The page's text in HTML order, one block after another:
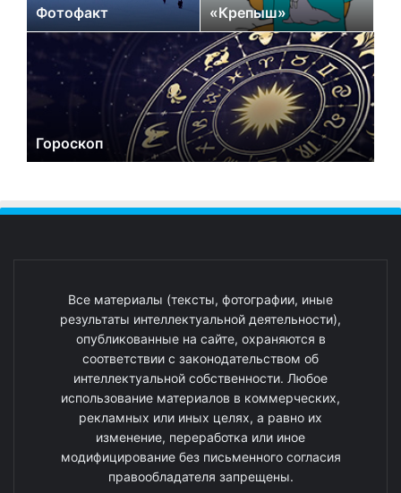
Фотофакт «Крепыш»
Гороскоп
Все материалы (тексты, фотографии, иные
результаты интеллектуальной деятельности),
опубликованные на сайте, охраняются в
соответствии с законодательством об
интеллектуальной собственности. Любое
использование материалов в коммерческих,
рекламных или иных целях, а равно их
изменение, переработка или иное
модифицирование без письменного согласия
правообладателя запрещены.